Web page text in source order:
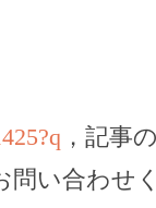
，記事
問い合わせ